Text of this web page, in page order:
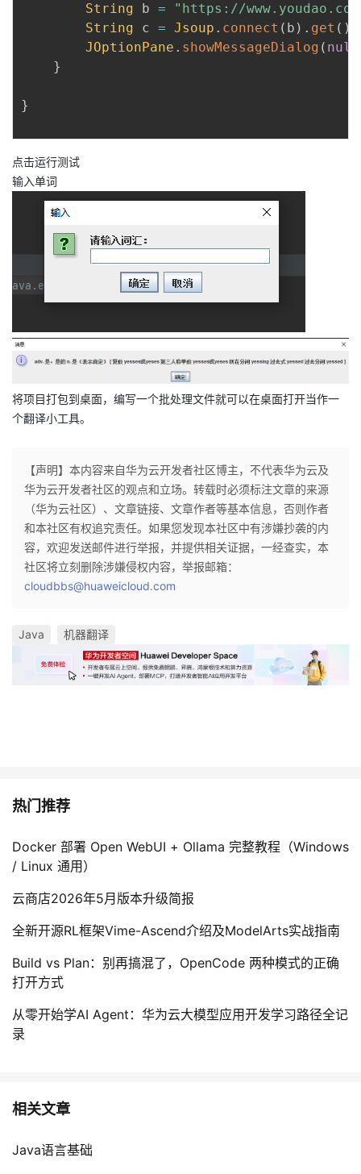
验
收
藏
议
String b =
"https://
String c = Jsoup . connect ( b ) . get ( )
JOptionPane . showMessageDialog ( null
}
}
点击运行测试
输入单词
将项目打包到桌面，编写一个批处理文件就可以在桌面打开当作一
个翻译小工具。
【声明】本内容来自华为云开发者社区博主，不代表华为云及
华为云开发者社区的观点和立场。转载时必须标注文章的来源
（华为云社区）、文章链接、文章作者等基本信息，否则作者
和本社区有权追究责任。如果您发现本社区中有涉嫌抄袭的内
容，欢迎发送邮件进行举报，并提供相关证据，一经查实，本
社区将立刻删除涉嫌侵权内容，举报邮箱：
cloudbbs@huaweicloud.com
Java 机器翻译
热门推荐
Docker 部署 Open WebUI + Ollama 完整教程（Windows
/ Linux 通用）
云商店2026年5月版本升级简报
全新开源RL框架Vime-Ascend介绍及ModelArts实战指南
Build vs Plan：别再搞混了，OpenCode 两种模式的正确
打开方式
从零开始学AI Agent：华为云大模型应用开发学习路径全记
录
相关文章
Java语言基础